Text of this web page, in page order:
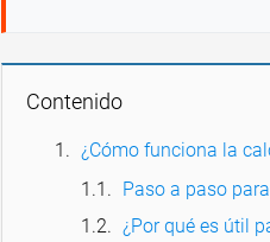
Contenido
¿Cómo funciona la
Paso a paso
¿Por qué es útil